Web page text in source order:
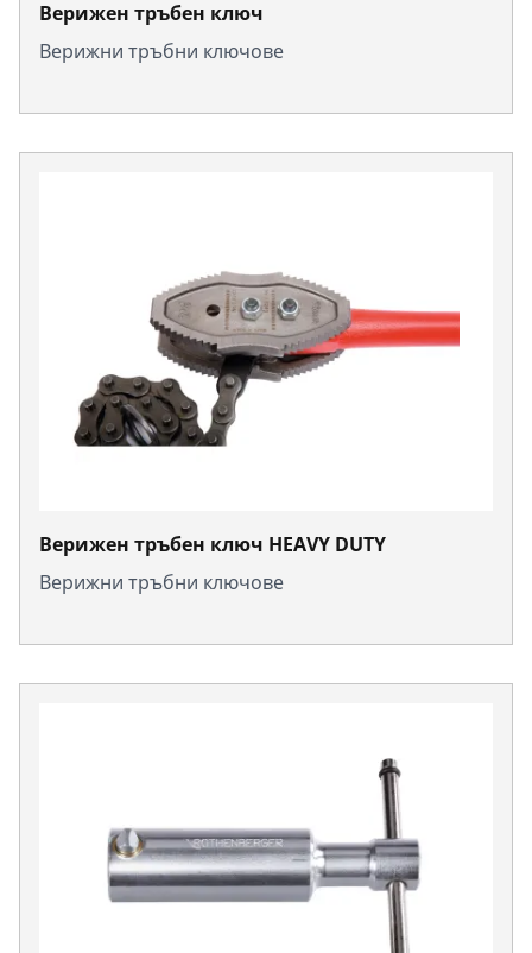
Верижен тръбен ключ
Верижни тръбни ключове
Верижен тръбен ключ HEAVY DUTY
Верижни тръбни ключове